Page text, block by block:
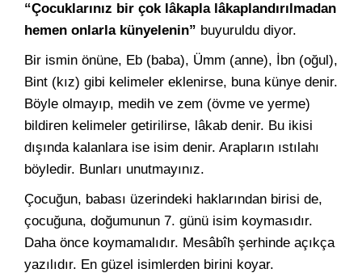
“Çocuklarınız bir çok lâkapla lâkaplandırılmadan
hemen onlarla künyelenin” buyuruldu diyor.
Bir ismin önüne, Eb (baba), Ümm (anne), İbn (oğul),
Bint (kız) gibi kelimeler eklenirse, buna künye denir.
Böyle olmayıp, medih ve zem (övme ve yerme)
bildiren kelimeler getirilirse, lâkab denir. Bu ikisi
dışında kalanlara ise isim denir. Arapların ıstılahı
böyledir. Bunları unutmayınız.
Çocuğun, babası üzerindeki haklarından birisi de,
çocuğuna, doğumunun 7. günü isim koymasıdır.
Daha önce koymamalıdır. Mesâbîh şerhinde açıkça
yazılıdır. En güzel isimlerden birini koyar.